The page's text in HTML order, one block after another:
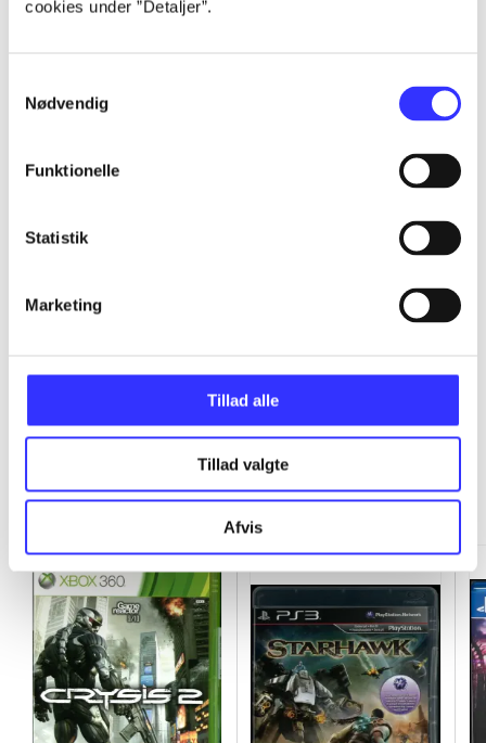
cookies under ”Detaljer”.
Nødvendig
Funktionelle
Statistik
Marketing
Tillad alle
Tillad valgte
Afvis
Minder om